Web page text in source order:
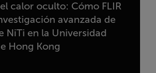
calor oculto: Cómo FLIR
avanzada de
NiTi en la Universidad
Hong Kong